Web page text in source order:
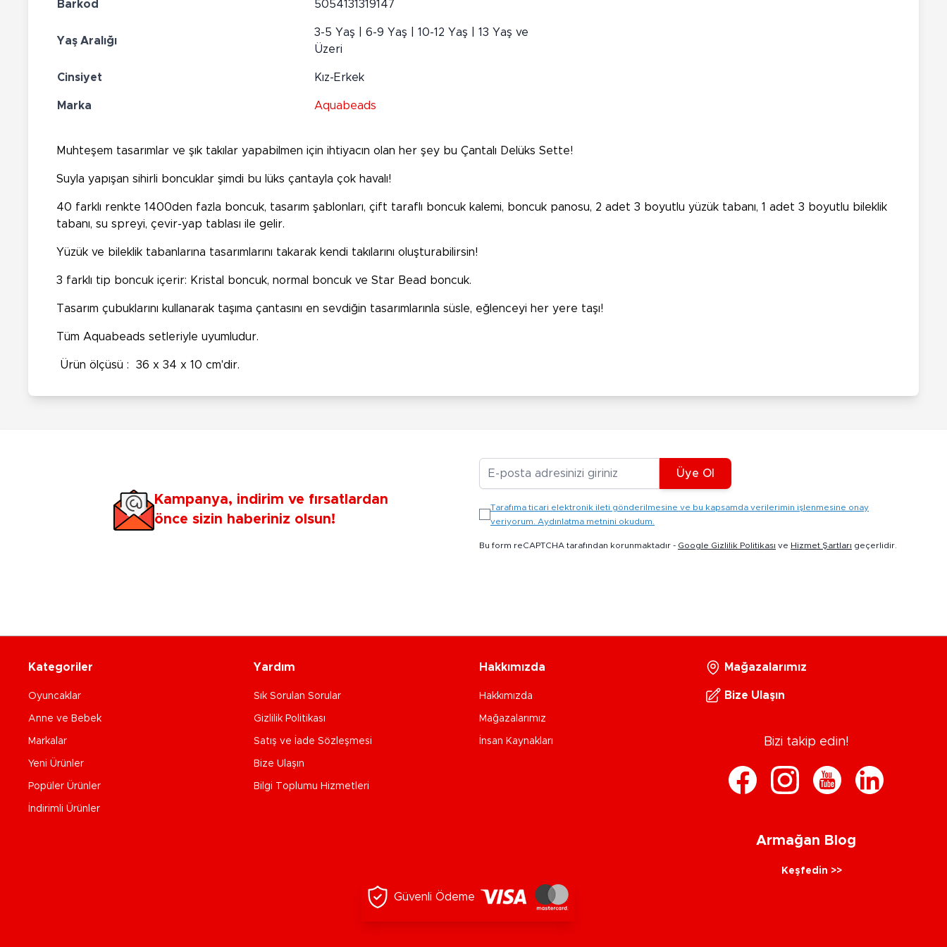
Barkod 5054131319147
Yaş Aralığı
3-5 Yaş | 6-9 Yaş | 10-12 Yaş | 13 Yaş ve
Üzeri
Cinsiyet Kız-Erkek
Marka Aquabeads
Muhteşem tasarımlar ve şık takılar yapabilmen için ihtiyacın olan her şey bu Çantalı Delüks Sette!
Suyla yapışan sihirli boncuklar şimdi bu lüks çantayla çok havalı!
40 farklı renkte 1400den fazla boncuk, tasarım şablonları, çift taraflı boncuk kalemi, boncuk panosu, 2 adet 3 boyutlu yüzük tabanı, 1 adet 3 boyutlu bileklik
tabanı, su spreyi, çevir-yap tablası ile gelir.
Yüzük ve bileklik tabanlarına tasarımlarını takarak kendi takılarını oluşturabilirsin!
3 farklı tip boncuk içerir: Kristal boncuk, normal boncuk ve Star Bead boncuk.
Tasarım çubuklarını kullanarak taşıma çantasını en sevdiğin tasarımlarınla süsle, eğlenceyi her yere taşı!
Tüm Aquabeads setleriyle uyumludur.
Ürün ölçüsü : 36 x 34 x 10 cm'dir.
Kampanya, indirim ve fırsatlardan
önce sizin haberiniz olsun!
Üye Ol
Tarafıma ticari elektronik ileti gönderilmesine ve bu kapsamda verilerimin işlenmesine onay
veriyorum. Aydınlatma metnini okudum.
Bu form reCAPTCHA tarafından korunmaktadır - Google Gizlilik Politikası ve Hizmet Şartları geçerlidir.
Kategoriler
Oyuncaklar
Anne ve Bebek
Markalar
Yeni Ürünler
Popüler Ürünler
İndirimli Ürünler
Yardım
Sık Sorulan Sorular
Gizlilik Politikası
Satış ve İade Sözleşmesi
Bize Ulaşın
Bilgi Toplumu Hizmetleri
Hakkımızda
Hakkımızda
Mağazalarımız
İnsan Kaynakları
Mağazalarımız
Bize Ulaşın
Bizi takip edin!
Armağan Blog
Keşfedin >>
Güvenli Ödeme